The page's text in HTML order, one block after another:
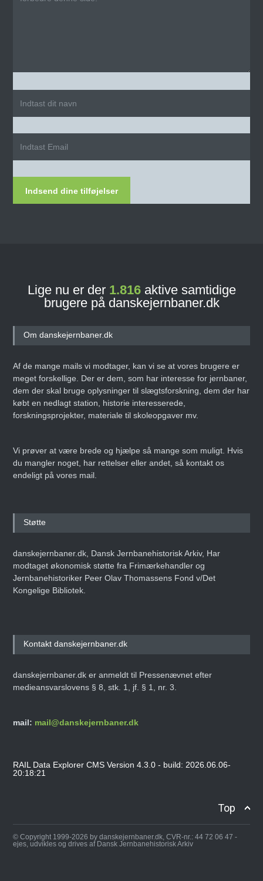
Indsend dine tilføjelser
Lige nu er der 1.816aktive samtidige
brugere på danskejernbaner.dk
Om danskejernbaner.dk
Af de mange mails vi modtager, kan vi se at vores brugere er
meget forskellige. Der er dem, som har interesse for jernbaner,
dem der skal bruge oplysninger til slægtsforskning, dem der har
købt en nedlagt station, historie interesserede,
forskningsprojekter, materiale til skoleopgaver mv.
Vi prøver at være brede og hjælpe så mange som muligt. Hvis
du mangler noget, har rettelser eller andet, så kontakt os
endeligt på vores mail.
Støtte
danskejernbaner.dk, Dansk Jernbanehistorisk Arkiv, Har
modtaget økonomisk støtte fra Frimærkehandler og
Jernbanehistoriker Peer Olav Thomassens Fond v/Det
Kongelige Bibliotek.
Kontakt danskejernbaner.dk
danskejernbaner.dk er anmeldt til Pressenævnet efter
medieansvarslovens § 8, stk. 1, jf. § 1, nr. 3.
mail: mail@danskejernbaner.dk
RAIL Data Explorer CMS Version 4.3.0 - build: 2026.06.06-
20:18:21
Top
© Copyright 1999-2026 by danskejernbaner.dk, CVR-nr.: 44 72 06 47 -
ejes, udvikles og drives af Dansk Jernbanehistorisk Arkiv